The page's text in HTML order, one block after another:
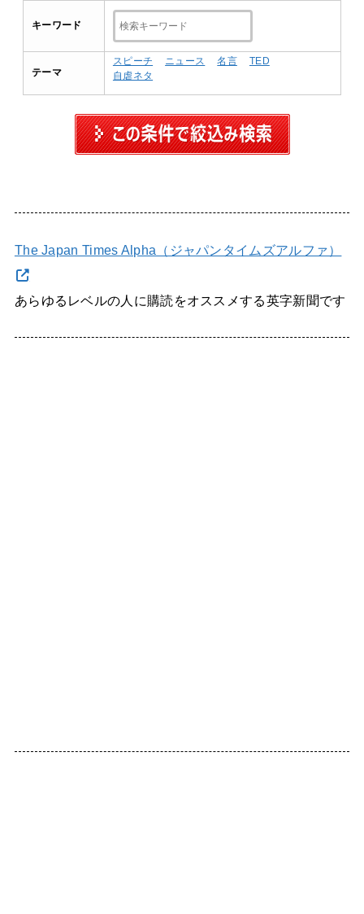
キーワード
テーマ
スピーチ ニュース 名言
TED
自虐ネタ
The Japan Times Alpha（ジャパンタイムズアルファ）
あらゆるレベルの人に購読をオススメする英字新聞です